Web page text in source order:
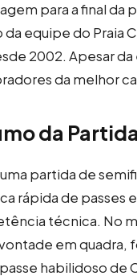
para a final
equipe do Praia
2002. Apesar
da melhor
da Partida
partida de
rápida de passes
técnica. No
em quadra,
habilidoso de